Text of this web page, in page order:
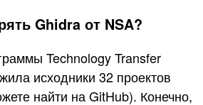
Ghidra от NSA?
Technology Transfer
исходники 32 проектов
найти на GitHub). Конечно,